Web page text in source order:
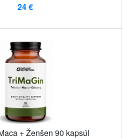
24 €
+ Ženšen 90 kapsúl